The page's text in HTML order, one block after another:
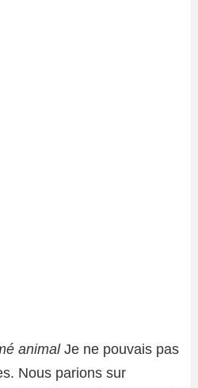
animalJe ne pouvais pas
Nous parions sur